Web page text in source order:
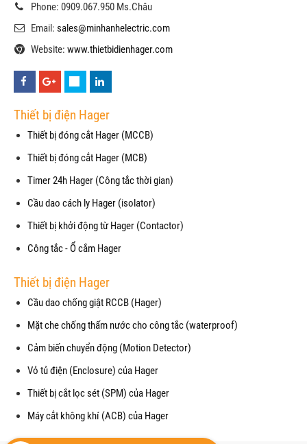
Phone: 0909.067.950 Ms.Châu
Email: sales@minhanhelectric.com
Website: www.thietbidienhager.com
Thiết bị điện Hager
Thiết bị đóng cắt Hager (MCCB)
Thiết bị đóng cắt Hager (MCB)
Timer 24h Hager (Công tắc thời gian)
Cầu dao cách ly Hager (isolator)
Thiết bị khởi động từ Hager (Contactor)
Công tắc - Ổ cắm Hager
Thiết bị điện Hager
Cầu dao chống giật RCCB (Hager)
Mặt che chống thấm nước cho công tắc (waterproof)
Cảm biến chuyển động (Motion Detector)
Vỏ tủ điện (Enclosure) của Hager
Thiết bị cắt lọc sét (SPM) của Hager
Máy cắt không khí (ACB) của Hager